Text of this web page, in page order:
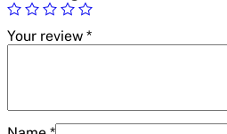
Your review *